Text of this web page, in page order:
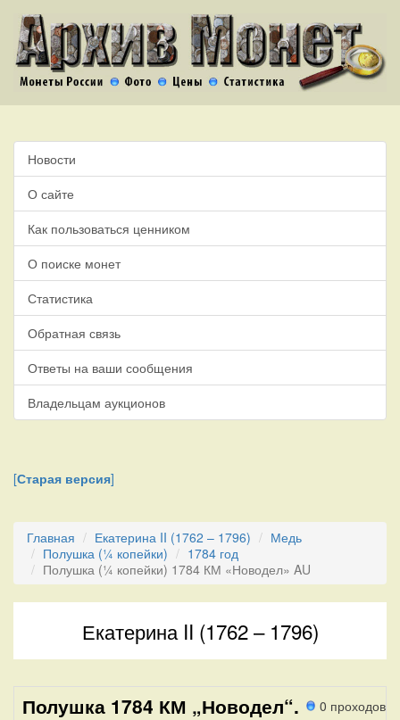
Новости
О сайте
Как пользоваться ценником
О поиске монет
Статистика
Обратная связь
Ответы на ваши сообщения
Владельцам аукционов
[Старая версия]
Главная Екатерина II (1762 – 1796)
Медь
Полушка (¼ копейки)
1784 год
Полушка (¼ копейки) 1784 КМ «Новодел» AU
Екатерина II (1762 – 1796)
0 проходов
Полушка 1784 КМ „Новодел“.